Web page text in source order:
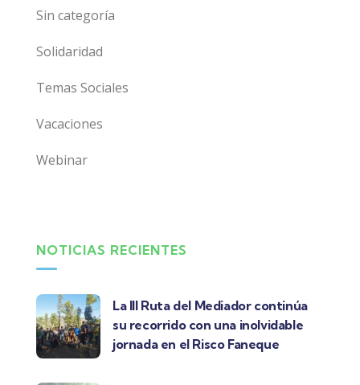
Sin categoría
Solidaridad
Temas Sociales
Vacaciones
Webinar
NOTICIAS RECIENTES
La III Ruta del Mediador continúa
su recorrido con una inolvidable
jornada en el Risco Faneque